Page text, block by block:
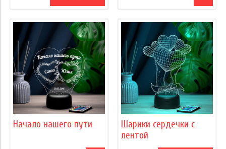
Начало нашего пути
Шарики сердечки c
лентой